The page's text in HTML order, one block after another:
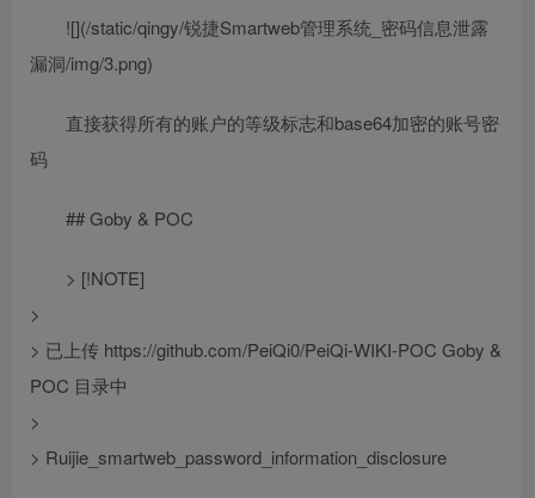
![](/static/qingy/锐捷Smartweb管理系统_密码信息泄露
漏洞/img/3.png)
直接获得所有的账户的等级标志和base64加密的账号密
码
## Goby & POC
> [!NOTE]
>
> 已上传 https://github.com/PeiQi0/PeiQi-WIKI-POC Goby &
POC 目录中
>
> Ruijie_smartweb_password_information_disclosure